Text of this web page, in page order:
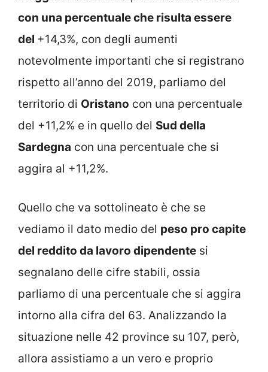
con una percentuale che risulta essere
del +14,3%, con degli aumenti
notevolmente importanti che si registrano
rispetto all’anno del 2019, parliamo del
territorio di Oristano con una percentuale
del +11,2% e in quello del Sud della
Sardegna con una percentuale che si
aggira al +11,2%.
Quello che va sottolineato è che se
vediamo il dato medio del peso pro capite
del reddito da lavoro dipendente si
segnalano delle cifre stabili, ossia
parliamo di una percentuale che si aggira
intorno alla cifra del 63. Analizzando la
situazione nelle 42 province su 107, però,
allora assistiamo a un vero e proprio